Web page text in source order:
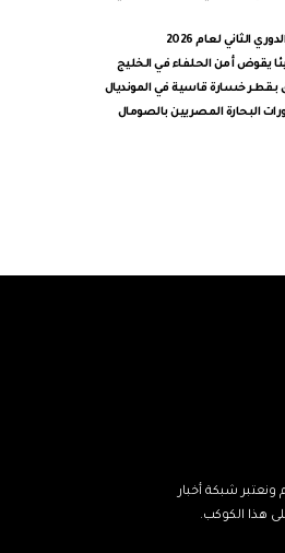
الثاني لعام 2026
يقوض أمن الحلفاء في الخليج
خسارة قاسية في المونديال
البحارة المصريين بالصومال
ونعتبر شبكة أخبار
هذا الكوكب.